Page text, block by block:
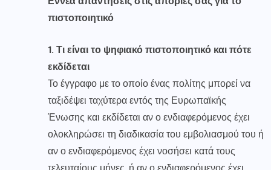
πιστοποιητικό
1. Τι είναι το ψηφιακό πιστοποιητικό και πότε
εκδίδεται
Το έγγραφο με το οποίο ένας πολίτης μπορεί να
ταξιδέψει ταχύτερα εντός της Ευρωπαϊκής
Ένωσης και εκδίδεται αν ο ενδιαφερόμενος έχει
ολοκληρώσει τη διαδικασία του εμβολιασμού του ή
αν ο ενδιαφερόμενος έχει νοσήσει κατά τους